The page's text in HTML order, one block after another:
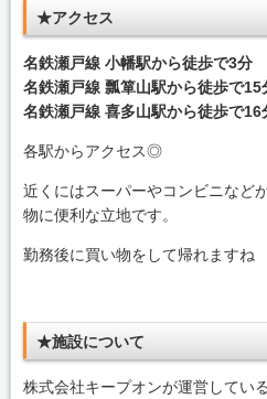
★アクセス
名鉄瀬戸線 小幡駅から徒歩で3分
名鉄瀬戸線 瓢箪山駅から徒歩で15
名鉄瀬戸線 喜多山駅から徒歩で16
各駅からアクセス◎
近くにはスーパーやコンビニなど
物に便利な立地です。
勤務後に買い物をして帰れますね
★施設について
株式会社キープオンが運営してい